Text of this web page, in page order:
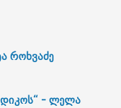
როხვაძე
- ლელა